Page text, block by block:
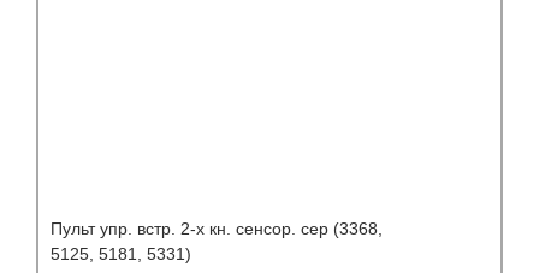
Пульт упр. встр. 2-х кн. сенсор. сер (3368,
5125, 5181, 5331)